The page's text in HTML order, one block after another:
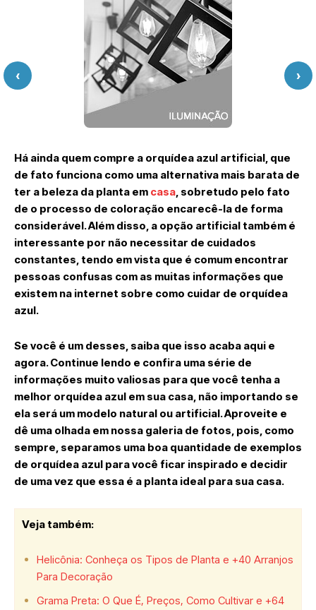
‹ ›
Há ainda quem compre a orquídea azul artificial, que
de fato funciona como uma alternativa mais barata de
ter a beleza da planta em casa, sobretudo pelo fato
de o processo de coloração encarecê-la de forma
considerável. Além disso, a opção artificial também é
interessante por não necessitar de cuidados
constantes, tendo em vista que é comum encontrar
pessoas confusas com as muitas informações que
existem na internet sobre como cuidar de orquídea
azul.
Se você é um desses, saiba que isso acaba aqui e
agora. Continue lendo e confira uma série de
informações muito valiosas para que você tenha a
melhor orquídea azul em sua casa, não importando se
ela será um modelo natural ou artificial. Aproveite e
dê uma olhada em nossa galeria de fotos, pois, como
sempre, separamos uma boa quantidade de exemplos
de orquídea azul para você ficar inspirado e decidir
de uma vez que essa é a planta ideal para sua casa.
Veja também:
Helicônia: Conheça os Tipos de Planta e +40 Arranjos
Para Decoração
Grama Preta: O Que É, Preços, Como Cultivar e +64